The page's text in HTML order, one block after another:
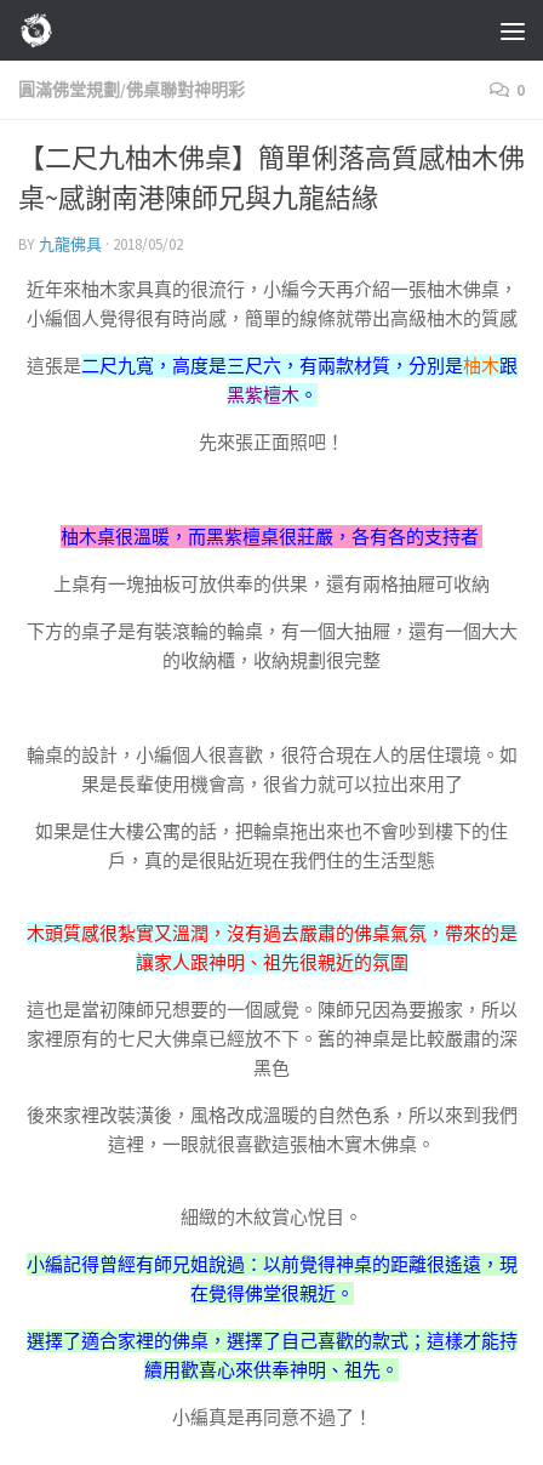
Skip to content
圓滿佛堂規劃/佛桌聯對神明彩 0
【二尺九柚木佛桌】簡單俐落高質感柚木佛
桌~感謝南港陳師兄與九龍結緣
BY 九龍佛具 · 2018/05/02
近年來柚木家具真的很流行，小編今天再介紹一張柚木佛桌，
小編個人覺得很有時尚感，簡單的線條就帶出高級柚木的質感
這張是二尺九寬，高度是三尺六，有兩款材質，分別是柚木跟
黑紫檀木。
先來張正面照吧！
柚木桌很溫暖，而黑紫檀桌很莊嚴，各有各的支持者
上桌有一塊抽板可放供奉的供果，還有兩格抽屜可收納
下方的桌子是有裝滾輪的輪桌，有一個大抽屜，還有一個大大
的收納櫃，收納規劃很完整
輪桌的設計，小編個人很喜歡，很符合現在人的居住環境。如
果是長輩使用機會高，很省力就可以拉出來用了
如果是住大樓公寓的話，把輪桌拖出來也不會吵到樓下的住
戶，真的是很貼近現在我們住的生活型態
木頭質感很紮實又溫潤，沒有過去嚴肅的佛桌氣氛，帶來的是
讓家人跟神明、祖先很親近的氛圍
這也是當初陳師兄想要的一個感覺。陳師兄因為要搬家，所以
家裡原有的七尺大佛桌已經放不下。舊的神桌是比較嚴肅的深
黑色
後來家裡改裝潢後，風格改成溫暖的自然色系，所以來到我們
這裡，一眼就很喜歡這張柚木實木佛桌。
細緻的木紋賞心悅目。
小編記得曾經有師兄姐說過：以前覺得神桌的距離很遙遠，現
在覺得佛堂很親近。
選擇了適合家裡的佛桌，選擇了自己喜歡的款式；這樣才能持
續用歡喜心來供奉神明、祖先。
小編真是再同意不過了！